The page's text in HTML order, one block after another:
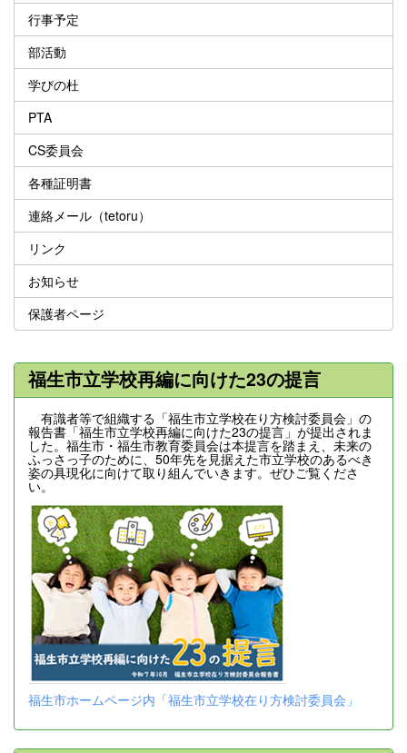
行事予定
部活動
学びの杜
PTA
CS委員会
各種証明書
連絡メール（tetoru）
リンク
お知らせ
保護者ページ
福生市立学校再編に向けた23の提言
有識者等で組織する「福生市立学校在り方検討委員会」の
報告書「福生市立学校再編に向けた23の提言」が提出されま
した。福生市・福生市教育委員会は本提言を踏まえ、未来の
ふっさっ子のために、50年先を見据えた市立学校のあるべき
姿の具現化に向けて取り組んでいきます。ぜひご覧くださ
い。
福生市ホームページ内「福生市立学校在り方検討委員会」